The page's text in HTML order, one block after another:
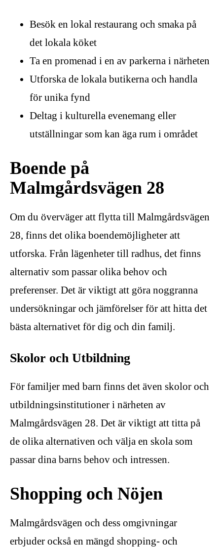
Besök en lokal restaurang och smaka på
det lokala köket
Ta en promenad i en av parkerna i närheten
Utforska de lokala butikerna och handla
för unika fynd
Deltag i kulturella evenemang eller
utställningar som kan äga rum i området
Boende på
Malmgårdsvägen 28
Om du överväger att flytta till Malmgårdsvägen
28, finns det olika boendemöjligheter att
utforska. Från lägenheter till radhus, det finns
alternativ som passar olika behov och
preferenser. Det är viktigt att göra noggranna
undersökningar och jämförelser för att hitta det
bästa alternativet för dig och din familj.
Skolor och Utbildning
För familjer med barn finns det även skolor och
utbildningsinstitutioner i närheten av
Malmgårdsvägen 28. Det är viktigt att titta på
de olika alternativen och välja en skola som
passar dina barns behov och intressen.
Shopping och Nöjen
Malmgårdsvägen och dess omgivningar
erbjuder också en mängd shopping- och